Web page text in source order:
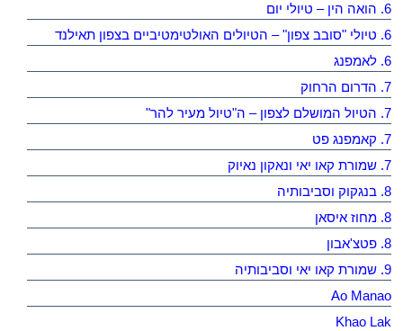
6. הואה הין – טיולי יום
6. טיולי "סובב צפון" – הטיולים האולטימטיביים בצפון תאילנד
6. לאמפנג
7. הדרום הרחוק
7. הטיול המושלם לצפון – ה"טיול מעיר להר"
7. קאמפנג פט
7. שמורת קאו יאי ונאקון נאיוק
8. בנגקוק וסביבותיה
8. מחוז איסאן
8. פטצ'אבון
9. שמורת קאו יאי וסביבותיה
Ao Manao
Khao Lak